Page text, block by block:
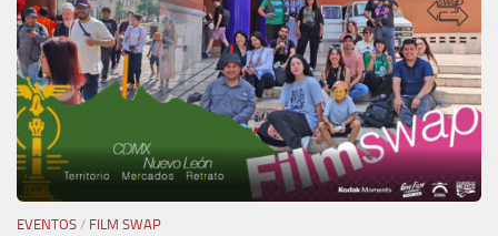
EVENTOS / FILM SWAP